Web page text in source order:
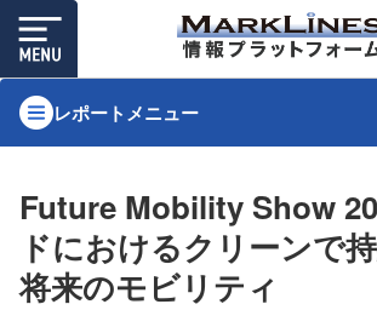
レポートメニュー
Future Mobility Show
ドにおけるクリーンで
将来のモビリティ